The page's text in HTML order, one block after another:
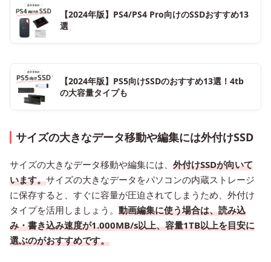
【2024年版】PS4/PS4 Pro向けのSSDおすすめ13
選
【2024年版】PS5向けSSDのおすすめ13選！4tb
の大容量タイプも
サイズの大きなデータ移動や編集には外付けSSD
サイズの大きなデータ移動や編集には、 外付けSSDが向いて
います。サイズの大きなデータをパソコンの内蔵ストレージ
に保存すると、すぐに容量が圧迫されてしまうため、外付け
タイプを活用しましょう。 動画編集に使う場合は、読み込
み・書き込み速度が1.000MB/s以上、容量1TB以上を目安に
選ぶのがおすすめです。